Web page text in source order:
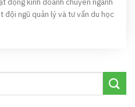
đội ngũ quản lý và tư vấn du học